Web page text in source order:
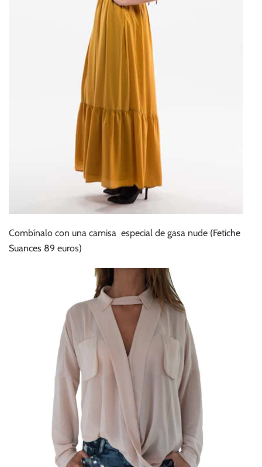
Combínalo con una camisa especial de gasa nude (Fetiche
Suances 89 euros)